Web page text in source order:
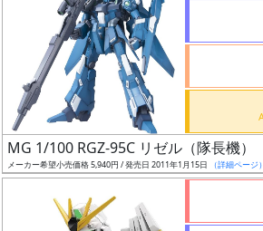
店
舗
MG 1/100 RGZ-95C リゼル（隊長機）
メーカー希望小売価格 5,940円 / 発売日 2011年1月15日 （詳細ページ）